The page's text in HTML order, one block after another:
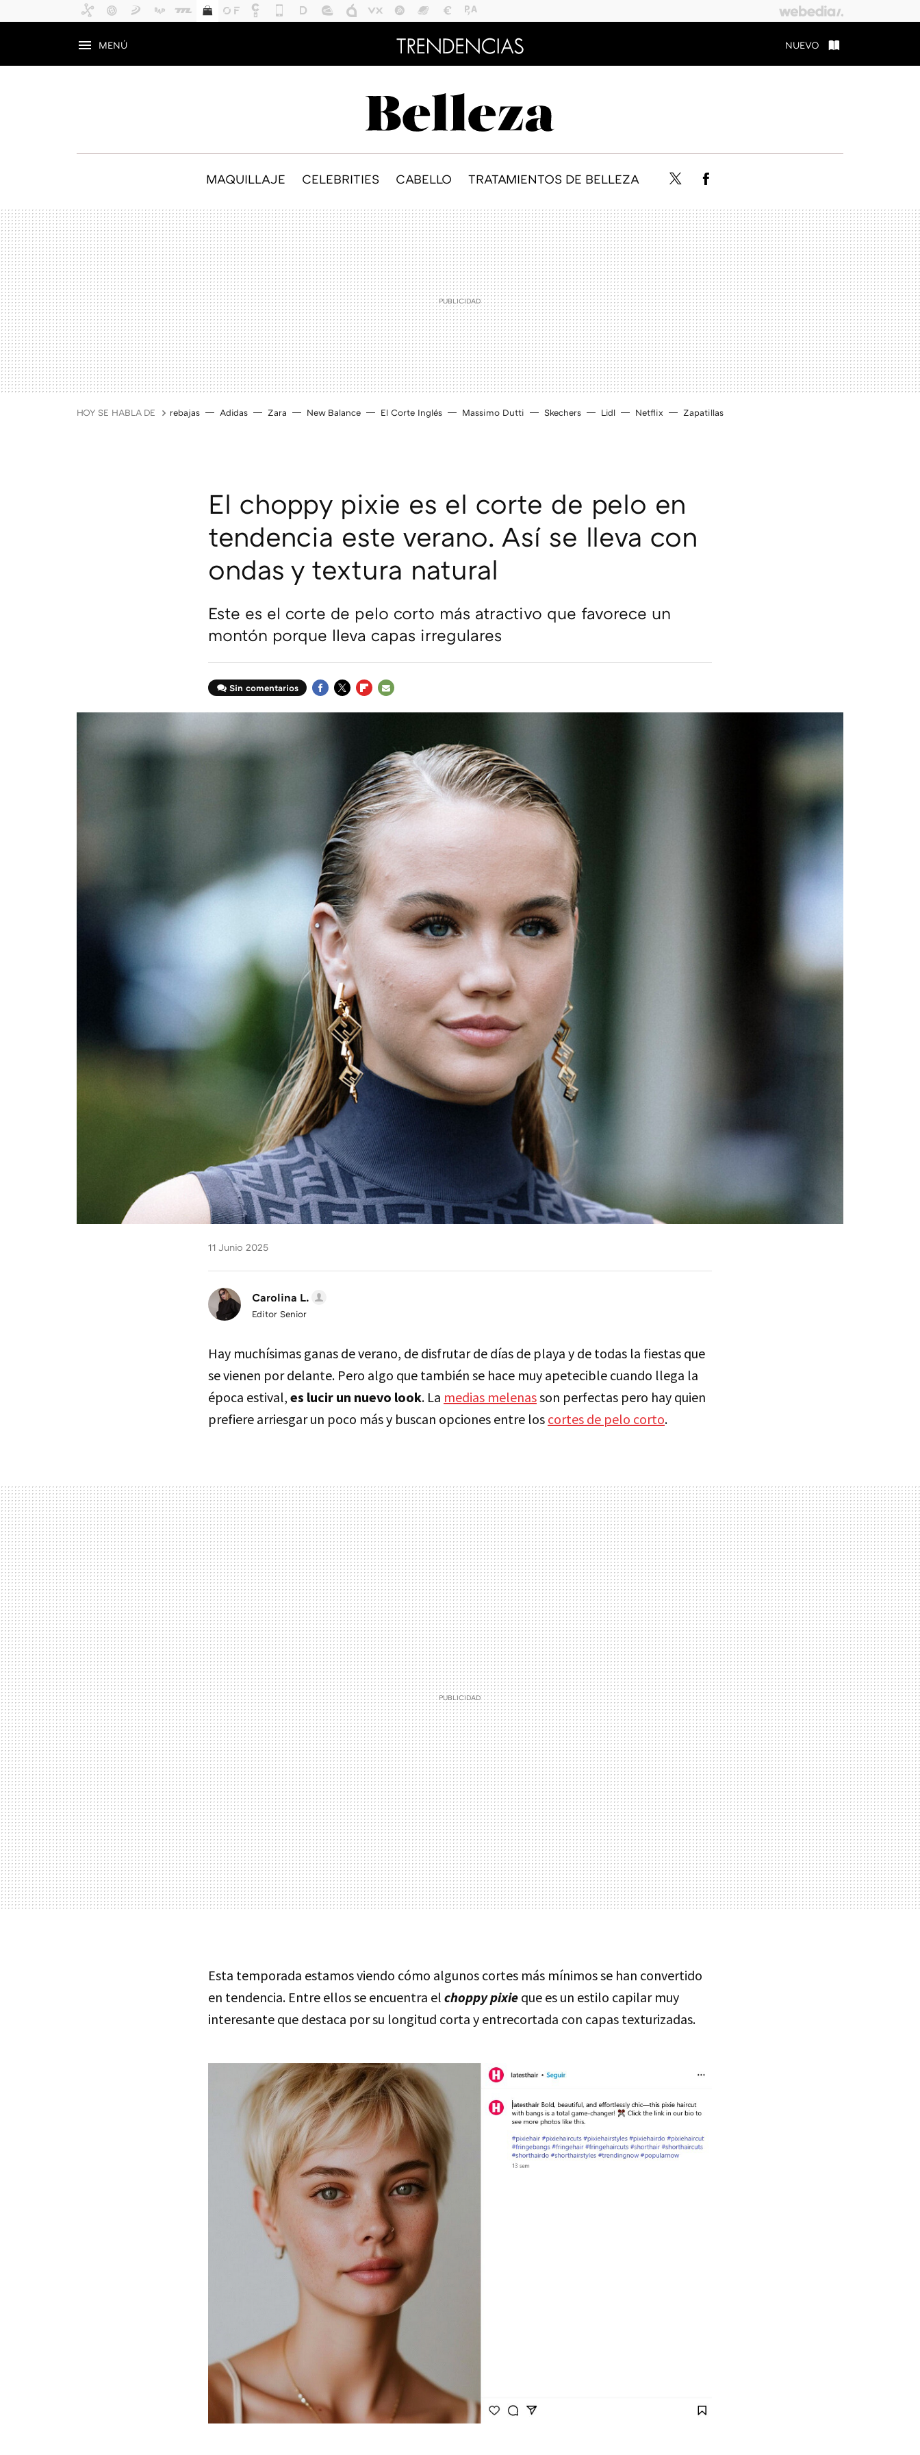
MENÚ NUEVO
MAQUILLAJE CELEBRITIES CABELLO TRATAMIENTOS DE BELLEZA Twitter
HOY SE HABLA DE rebajas Adidas Zara New Balance El Corte Inglés Massimo Dutti Skechers Lidl Netflix Zapatillas
El choppy pixie es el corte de pelo en
tendencia este verano. Así se lleva con
ondas y textura natural
Este es el corte de pelo corto más atractivo que favorece un
montón porque lleva capas irregulares
Sin comentarios
11 Junio 2025
Carolina L.
Editor Senior
Hay muchísimas ganas de verano, de disfrutar de días de playa y de todas la fiestas que
se vienen por delante. Pero algo que también se hace muy apetecible cuando llega la
época estival, es lucir un nuevo look. La medias melenasson perfectas pero hay quien
prefiere arriesgar un poco más y buscan opciones entre los cortes de pelo corto.
Esta temporada estamos viendo cómo algunos cortes más mínimos se han convertido
en tendencia. Entre ellos se encuentra el choppy pixie que es un estilo capilar muy
interesante que destaca por su longitud corta y entrecortada con capas texturizadas.